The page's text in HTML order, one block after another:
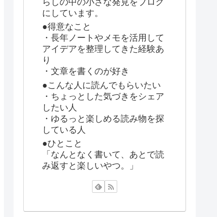
にしています。
●得意なこと
・長年ノートやメモを活用して
アイデアを整理してきた経験あ
り
・文章を書くのが好き
●こんな人に読んでもらいたい
・ちょっとした気づきをシェア
したい人
・ゆるっと楽しめる読み物を探
している人
●ひとこと
「なんとなく書いて、あとで読
み返すと楽しいやつ。」